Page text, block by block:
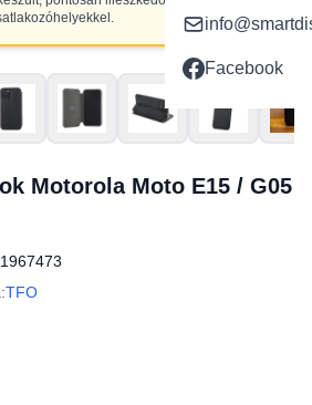
Facebook
Motorola Moto E15 / G05
TFO